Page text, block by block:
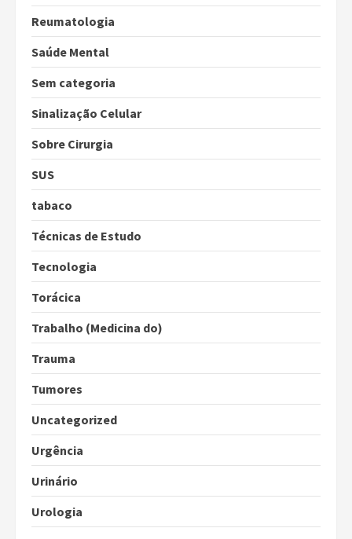
Reumatologia
Saúde Mental
Sem categoria
Sinalização Celular
Sobre Cirurgia
SUS
tabaco
Técnicas de Estudo
Tecnologia
Torácica
Trabalho (Medicina do)
Trauma
Tumores
Uncategorized
Urgência
Urinário
Urologia